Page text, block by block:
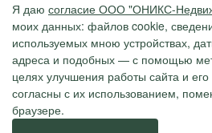
Я даю согласие ООО "ОНИКС-
моих данных: файлов cookie,
используемых мною устройствах,
адреса и подобных — с помощью
целях улучшения работы сайта и
согласны с их использованием,
браузере.